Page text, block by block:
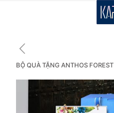
BỘ QUÀ TẶNG ANTHOS FOREST